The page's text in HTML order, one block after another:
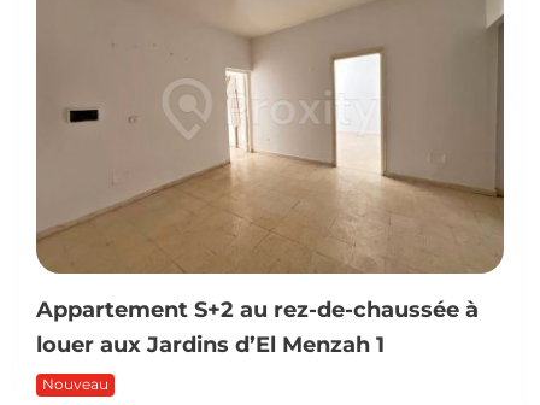
Appartement S+2 au rez-de-chaussée à
louer aux Jardins d’El Menzah 1
Nouveau